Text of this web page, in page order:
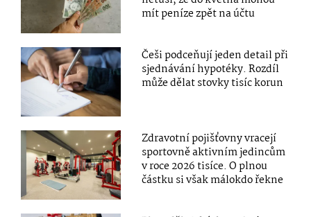
mít peníze zpět na účtu
Češi podceňují jeden detail při
sjednávání hypotéky. Rozdíl
může dělat stovky tisíc korun
Zdravotní pojišťovny vracejí
sportovně aktivním jedincům
v roce 2026 tisíce. O plnou
částku si však málokdo řekne